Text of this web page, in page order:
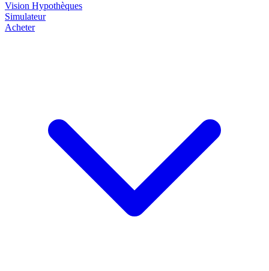
Vision Hypothèques
Simulateur
Acheter